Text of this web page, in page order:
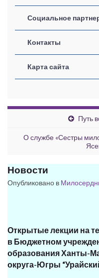
Социальное
Контакты
Карта сайта
Путь
О службе «Сестры
Новости
Опубликовано в
Открытые лекции на
в Бюджетном
образования Ханты-
округа-Югры